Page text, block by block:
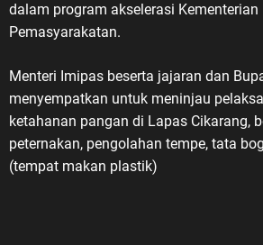
dalam program akselerasi
Pemasyarakatan.
Menteri Imipas beserta jajaran dan
menyempatkan untuk meninjau
ketahanan pangan di Lapas Cikarang,
peternakan, pengolahan tempe, tata
(tempat makan plastik)